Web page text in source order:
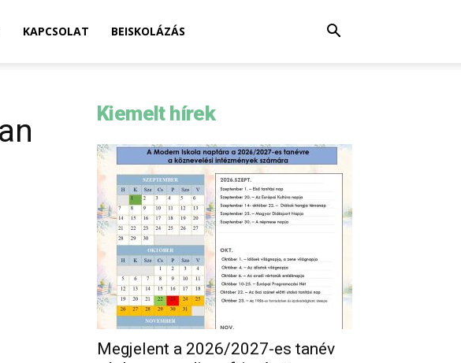
KAPCSOLAT BEISKOLÁZÁS
Kiemelt hírek
Megjelent a 2026/2027-es tanév